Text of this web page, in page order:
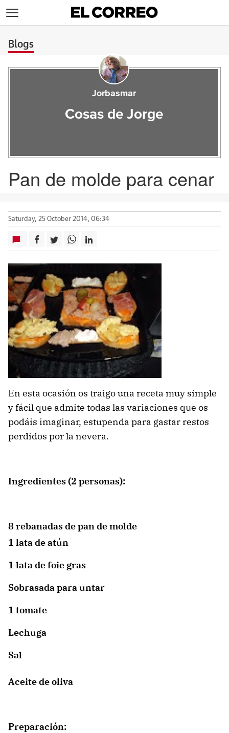
Blogs
Jorbasmar
Cosas de Jorge
Pan de molde para cenar
Saturday, 25 October 2014, 06:34
En esta ocasión os traigo una receta muy simple
y fácil que admite todas las variaciones que os
podáis imaginar, estupenda para gastar restos
perdidos por la nevera.
Ingredientes (2 personas):
8 rebanadas de pan de molde
1 lata de atún
1 lata de foie gras
Sobrasada para untar
1 tomate
Lechuga
Sal
Aceite de oliva
Preparación: